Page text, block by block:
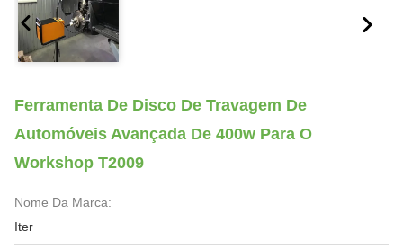
Ferramenta De Disco De Travagem De
Automóveis Avançada De 400w Para O
Workshop T2009
Nome Da Marca:
Iter